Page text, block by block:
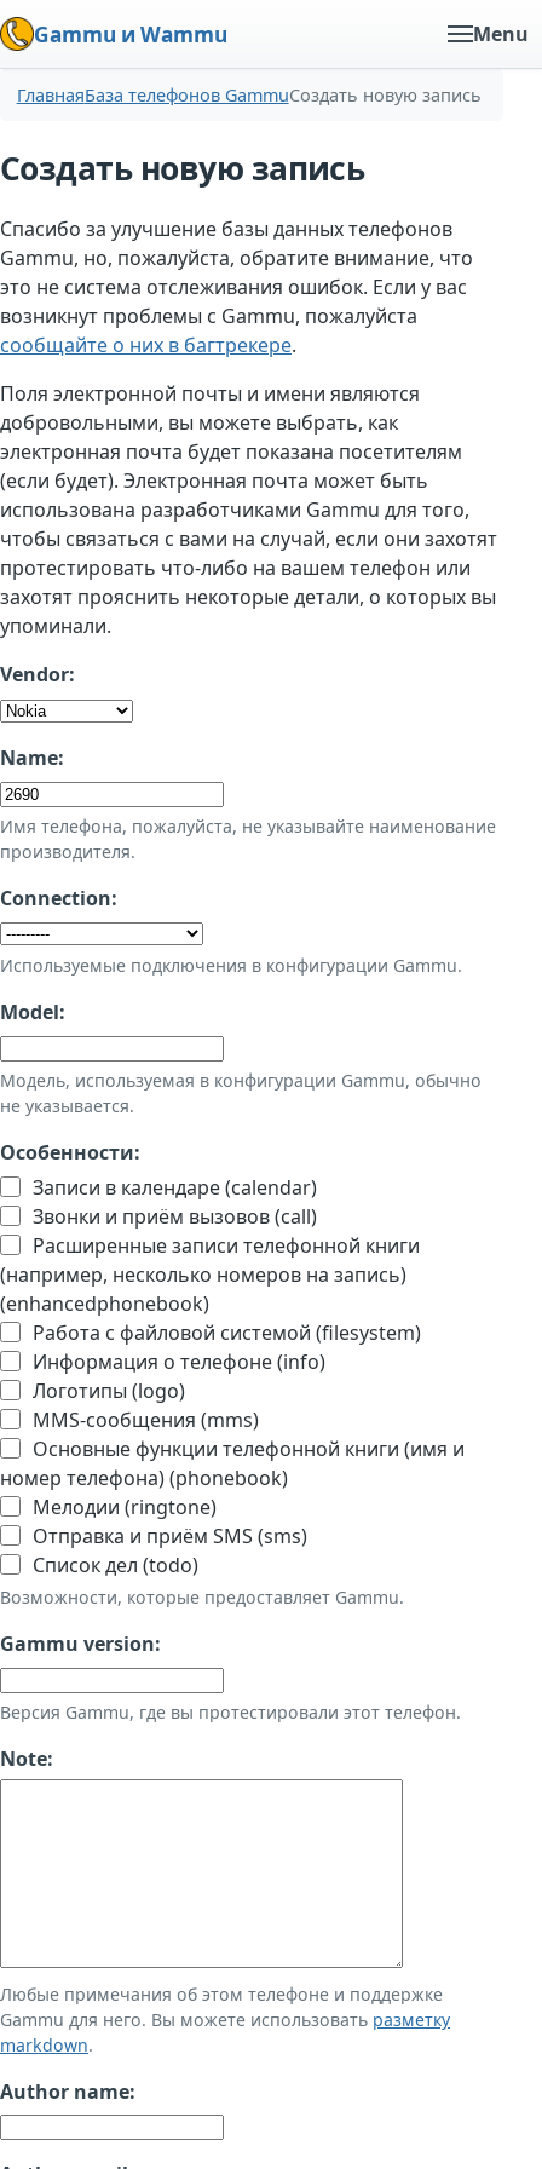
Gammu и Wammu Menu
ГлавнаяБаза телефонов GammuСоздать новую запись
Создать новую запись
Спасибо за улучшение базы данных телефонов
Gammu, но, пожалуйста, обратите внимание, что
это не система отслеживания ошибок. Если у вас
возникнут проблемы с Gammu, пожалуйста
сообщайте о них в багтрекере.
Поля электронной почты и имени являются
добровольными, вы можете выбрать, как
электронная почта будет показана посетителям
(если будет). Электронная почта может быть
использована разработчиками Gammu для того,
чтобы связаться с вами на случай, если они захотят
протестировать что-либо на вашем телефон или
захотят прояснить некоторые детали, о которых вы
упоминали.
Vendor:
Name:
Имя телефона, пожалуйста, не указывайте наименование
производителя.
Connection:
Используемые подключения в конфигурации Gammu.
Model:
Модель, используемая в конфигурации Gammu, обычно
не указывается.
Особенности:
Записи в календаре (calendar)
Звонки и приём вызовов (call)
Расширенные записи телефонной книги
(например, несколько номеров на запись)
(enhancedphonebook)
Работа с файловой системой (filesystem)
Информация о телефоне (info)
Логотипы (logo)
MMS-сообщения (mms)
Основные функции телефонной книги (имя и
номер телефона) (phonebook)
Мелодии (ringtone)
Отправка и приём SMS (sms)
Список дел (todo)
Возможности, которые предоставляет Gammu.
Gammu version:
Версия Gammu, где вы протестировали этот телефон.
Note:
Любые примечания об этом телефоне и поддержке
Gammu для него. Вы можете использовать разметку
markdown.
Author name: